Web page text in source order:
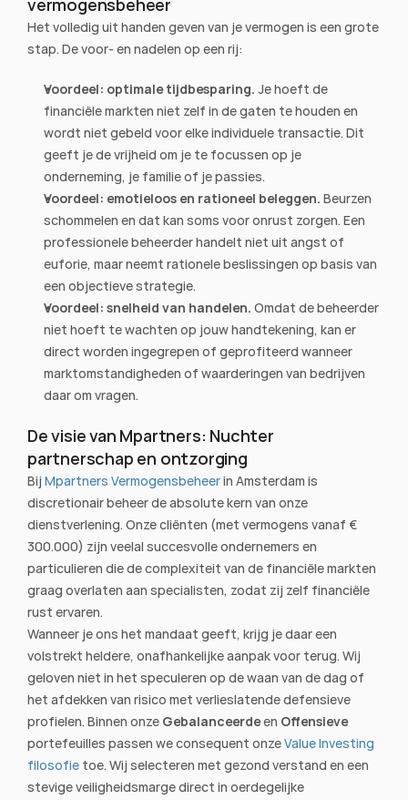
vermogensbeheer
Het volledig uit handen geven van je vermogen is een grote
stap. De voor- en nadelen op een rij:
Voordeel: optimale tijdbesparing. Je hoeft de
financiële markten niet zelf in de gaten te houden en
wordt niet gebeld voor elke individuele transactie. Dit
geeft je de vrijheid om je te focussen op je
onderneming, je familie of je passies.
Voordeel: emotieloos en rationeel beleggen. Beurzen
schommelen en dat kan soms voor onrust zorgen. Een
professionele beheerder handelt niet uit angst of
euforie, maar neemt rationele beslissingen op basis van
een objectieve strategie.
Voordeel: snelheid van handelen. Omdat de beheerder
niet hoeft te wachten op jouw handtekening, kan er
direct worden ingegrepen of geprofiteerd wanneer
marktomstandigheden of waarderingen van bedrijven
daar om vragen.
De visie van Mpartners: Nuchter
partnerschap en ontzorging
Bij Mpartners Vermogensbeheer in Amsterdam is
discretionair beheer de absolute kern van onze
dienstverlening. Onze cliënten (met vermogens vanaf €
300.000) zijn veelal succesvolle ondernemers en
particulieren die de complexiteit van de financiële markten
graag overlaten aan specialisten, zodat zij zelf financiële
rust ervaren.
Wanneer je ons het mandaat geeft, krijg je daar een
volstrekt heldere, onafhankelijke aanpak voor terug. Wij
geloven niet in het speculeren op de waan van de dag of
het afdekken van risico met verlieslatende defensieve
profielen. Binnen onze Gebalanceerde en Offensieve
portefeuilles passen we consequent onze Value Investing
filosofie toe. Wij selecteren met gezond verstand en een
stevige veiligheidsmarge direct in oerdegelijke